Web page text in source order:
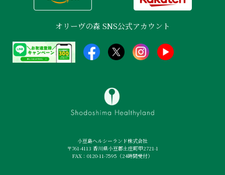
オリーヴの森 SNS公式アカウント
小豆島ヘルシーランド株式会社
〒761-4113 香川県小豆郡土庄町甲2721-1
FAX：0120-11-7595（24時間受付）